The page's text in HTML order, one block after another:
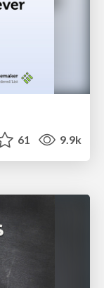
61 9.9k